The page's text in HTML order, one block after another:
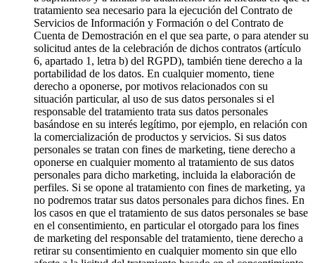
tratamiento sea necesario para la ejecución del Contrato de
Servicios de Información y Formación o del Contrato de
Cuenta de Demostración en el que sea parte, o para atender su
solicitud antes de la celebración de dichos contratos (artículo
6, apartado 1, letra b) del RGPD), también tiene derecho a la
portabilidad de los datos. En cualquier momento, tiene
derecho a oponerse, por motivos relacionados con su
situación particular, al uso de sus datos personales si el
responsable del tratamiento trata sus datos personales
basándose en su interés legítimo, por ejemplo, en relación con
la comercialización de productos y servicios. Si sus datos
personales se tratan con fines de marketing, tiene derecho a
oponerse en cualquier momento al tratamiento de sus datos
personales para dicho marketing, incluida la elaboración de
perfiles. Si se opone al tratamiento con fines de marketing, ya
no podremos tratar sus datos personales para dichos fines. En
los casos en que el tratamiento de sus datos personales se base
en el consentimiento, en particular el otorgado para los fines
de marketing del responsable del tratamiento, tiene derecho a
retirar su consentimiento en cualquier momento sin que ello